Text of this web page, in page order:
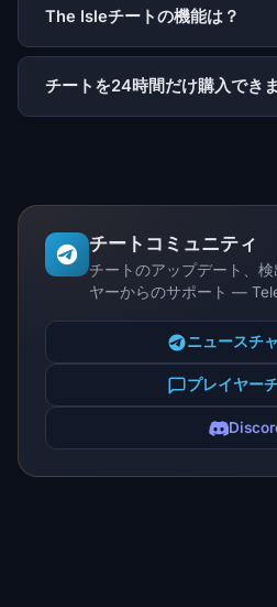
The Isleチートの機能は？
チートを24時間だけ購入でき
チートコミュニティ
チートのアップデート、
ヤーからのサポート —
ニュースチ
プレイヤー